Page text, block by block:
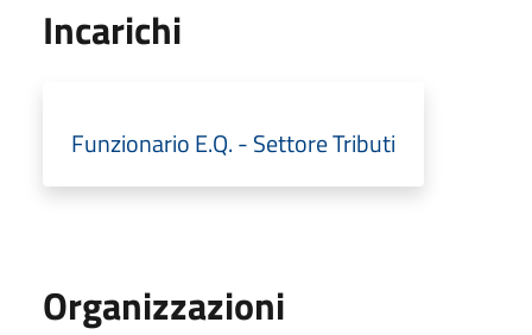
Incarichi
Funzionario E.Q. - Settore Tributi
Organizzazioni